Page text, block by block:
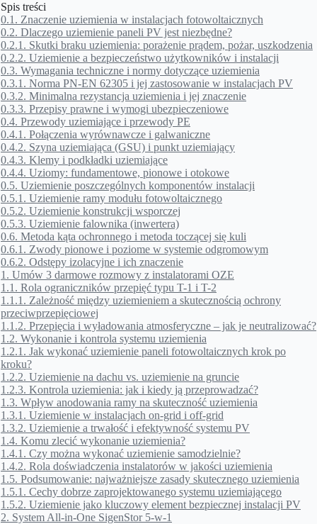
Spis treści
0.1. Znaczenie uziemienia w instalacjach fotowoltaicznych
0.2. Dlaczego uziemienie paneli PV jest niezbędne?
0.2.1. Skutki braku uziemienia: porażenie prądem, pożar, uszkodzenia
0.2.2. Uziemienie a bezpieczeństwo użytkowników i instalacji
0.3. Wymagania techniczne i normy dotyczące uziemienia
0.3.1. Norma PN-EN 62305 i jej zastosowanie w instalacjach PV
0.3.2. Minimalna rezystancja uziemienia i jej znaczenie
0.3.3. Przepisy prawne i wymogi ubezpieczeniowe
0.4. Przewody uziemiające i przewody PE
0.4.1. Połączenia wyrównawcze i galwaniczne
0.4.2. Szyna uziemiająca (GSU) i punkt uziemiający
0.4.3. Klemy i podkładki uziemiające
0.4.4. Uziomy: fundamentowe, pionowe i otokowe
0.5. Uziemienie poszczególnych komponentów instalacji
0.5.1. Uziemienie ramy modułu fotowoltaicznego
0.5.2. Uziemienie konstrukcji wsporczej
0.5.3. Uziemienie falownika (inwertera)
0.6. Metoda kąta ochronnego i metoda toczącej się kuli
0.6.1. Zwody pionowe i poziome w systemie odgromowym
0.6.2. Odstępy izolacyjne i ich znaczenie
1. Umów 3 darmowe rozmowy z instalatorami OZE
1.1. Rola ograniczników przepięć typu T-1 i T-2
1.1.1. Zależność między uziemieniem a skutecznością ochrony
przeciwprzepięciowej
1.1.2. Przepięcia i wyładowania atmosferyczne – jak je neutralizować?
1.2. Wykonanie i kontrola systemu uziemienia
1.2.1. Jak wykonać uziemienie paneli fotowoltaicznych krok po
kroku?
1.2.2. Uziemienie na dachu vs. uziemienie na gruncie
1.2.3. Kontrola uziemienia: jak i kiedy ją przeprowadzać?
1.3. Wpływ anodowania ramy na skuteczność uziemienia
1.3.1. Uziemienie w instalacjach on-grid i off-grid
1.3.2. Uziemienie a trwałość i efektywność systemu PV
1.4. Komu zlecić wykonanie uziemienia?
1.4.1. Czy można wykonać uziemienie samodzielnie?
1.4.2. Rola doświadczenia instalatorów w jakości uziemienia
1.5. Podsumowanie: najważniejsze zasady skutecznego uziemienia
1.5.1. Cechy dobrze zaprojektowanego systemu uziemiającego
1.5.2. Uziemienie jako kluczowy element bezpiecznej instalacji PV
2. System All-in-One SigenStor 5-w-1